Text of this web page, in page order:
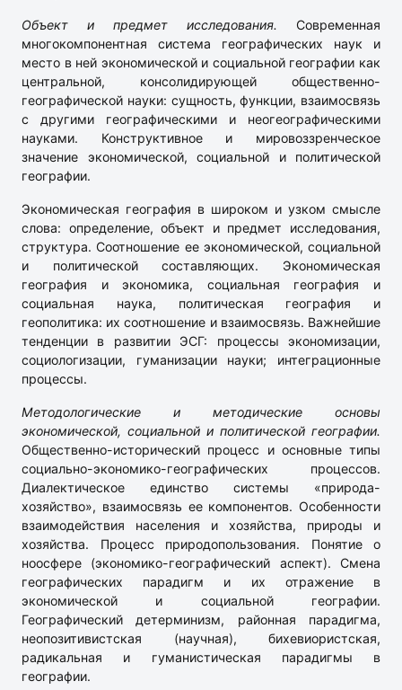
Объект и предмет исследования. Современная
многокомпонентная система географических наук и
место в ней экономической и социальной географии как
центральной, консолидирующей общественно-
географической науки: сущность, функции, взаимосвязь
с другими географическими и неогеографическими
науками. Конструктивное и мировоззренческое
значение экономической, социальной и политической
географии.
Экономическая география в широком и узком смысле
слова: определение, объект и предмет исследования,
структура. Соотношение ее экономической, социальной
и политической составляющих. Экономическая
география и экономика, социальная география и
социальная наука, политическая география и
геополитика: их соотношение и взаимосвязь. Важнейшие
тенденции в развитии ЭСГ: процессы экономизации,
социологизации, гуманизации науки; интеграционные
процессы.
Методологические и методические основы
экономической, социальной и политической географии.
Общественно-исторический процесс и основные типы
социально-экономико-географических процессов.
Диалектическое единство системы «природа-
хозяйство», взаимосвязь ее компонентов. Особенности
взаимодействия населения и хозяйства, природы и
хозяйства. Процесс природопользования. Понятие о
ноосфере (экономико-географический аспект). Смена
географических парадигм и их отражение в
экономической и социальной географии.
Географический детерминизм, районная парадигма,
неопозитивистская (научная), бихевиористская,
радикальная и гуманистическая парадигмы в
географии.